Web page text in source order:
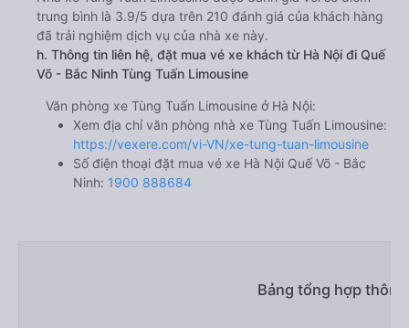
trung bình là 3.9/5 dựa trên 210 đánh giá của khách hàng
đã trải nghiệm dịch vụ của nhà xe này.
h. Thông tin liên hệ, đặt mua vé xe khách từ Hà Nội đi Quế
Võ - Bắc Ninh Tùng Tuấn Limousine
Văn phòng xe Tùng Tuấn Limousine ở Hà Nội:
Xem địa chỉ văn phòng nhà xe Tùng Tuấn Limousine:
https://vexere.com/vi-VN/xe-tung-tuan-limousine
Số điện thoại đặt mua vé xe Hà Nội Quế Võ - Bắc
Ninh: 1900 888684
Bảng tổng hợp